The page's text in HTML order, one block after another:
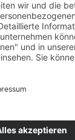
Effekt?..